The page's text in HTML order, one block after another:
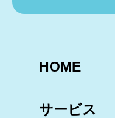
HOME
サービス